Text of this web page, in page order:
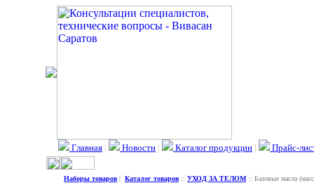
Главная | Новости | Каталог продукции | Прайс-
Наборы товаров | Каталог товаров :: УХОД ЗА ТЕЛОМ :: Базовые масла